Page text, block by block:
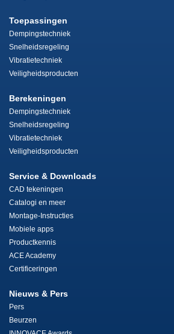
Toepassingen
Dempingstechniek
Snelheidsregeling
Vibratietechniek
Veiligheidsproducten
Berekeningen
Dempingstechniek
Snelheidsregeling
Vibratietechniek
Veiligheidsproducten
Service & Downloads
CAD tekeningen
Catalogi en meer
Montage-Instructies
Mobiele apps
Productkennis
ACE Academy
Certificeringen
Nieuws & Pers
Pers
Beurzen